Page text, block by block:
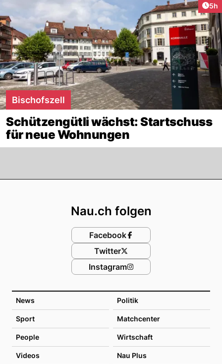
5h
Bischofszell
Schützengütli wächst: Startschuss
für neue Wohnungen
News Politik
Sport Matchcenter
People Wirtschaft
Videos Nau Plus
Nau.ch folgen
Facebook
Twitter
Instagram